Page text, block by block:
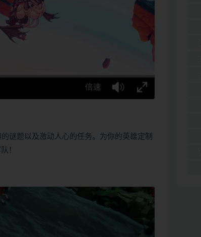
谜题以及激动人心的任务。为你的英雄定制
！